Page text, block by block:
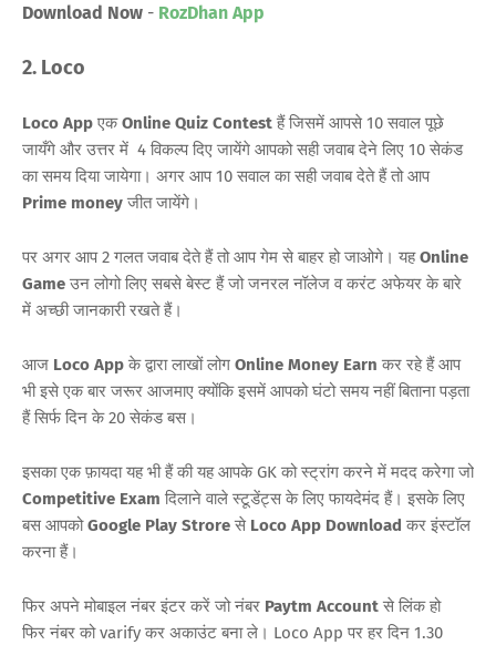
Download Now - RozDhan App
2. Loco
Loco App एकOnline Quiz Contest हैं जिसमें आपसे 10 सवाल पूछे
जायँगे और उत्तर में 4 विकल्प दिए जायेंगे आपको सही जवाब देने लिए 10 सेकंड
का समय दिया जायेगा। अगर आप 10 सवाल का सही जवाब देते हैं तो आप
Prime money जीत जायेंगे।
पर अगर आप 2 गलत जवाब देते हैं तो आप गेम से बाहर हो जाओगे। यहOnline
Game उन लोगो लिए सबसे बेस्ट हैं जो जनरल नॉलेज व करंट अफेयर के बारे
में अच्छी जानकारी रखते हैं।
आज Loco App के द्वारा लाखों लोग Online Money Earn कर रहे हैं आप
भी इसे एक बार जरूर आजमाए क्योंकि इसमें आपको घंटो समय नहीं बिताना पड़ता
हैं सिर्फ दिन के 20 सेकंड बस।
इसका एक फ़ायदा यह भी हैं की यह आपके GK को स्ट्रांग करने में मदद करेगा जो
Competitive Exam दिलाने वाले स्टूडेंट्स के लिए फायदेमंद हैं। इसके लिए
बस आपकोGoogle Play Strore से Loco App Download कर इंस्टॉल
करना हैं।
फिर अपने मोबाइल नंबर इंटर करें जो नंबर Paytm Account से लिंक हो
फिर नंबर को varify कर अकाउंट बना ले। Loco App पर हर दिन 1.30